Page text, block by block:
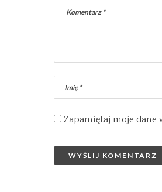
Zapamiętaj moje dane